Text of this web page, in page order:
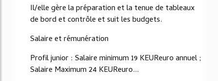
Il/elle gère la préparation et la tenue de tableaux
de bord et contrôle et suit les budgets.
Salaire et rémunération
Profil junior : Salaire minimum 19 KEUReuro annuel ;
Salaire Maximum 24 KEUReuro...